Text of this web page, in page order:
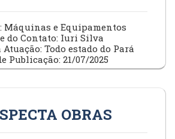
Máquinas e Equipamentos
do Contato: Iuri Silva
Todo estado do Pará
Publicação: 21/07/2025
OBRAS